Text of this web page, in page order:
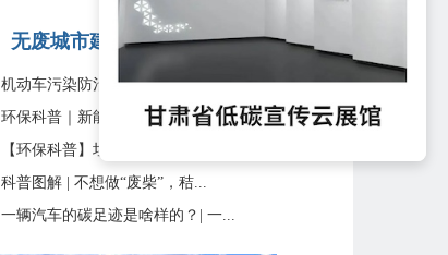
无废城市建设
机动车污染防治存在哪些难点？城市...
环保科普｜新能源汽车“新”在何处
【环保科普】垃圾分类知识大全
科普图解 | 不想做“废柴”，秸...
一辆汽车的碳足迹是啥样的？| 一...